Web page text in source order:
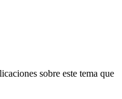
sobre este tema que